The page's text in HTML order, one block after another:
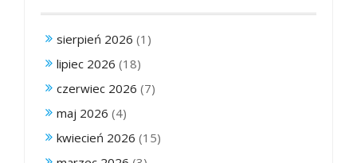
sierpień 2026 (1)
lipiec 2026 (18)
czerwiec 2026 (7)
maj 2026 (4)
kwiecień 2026 (15)